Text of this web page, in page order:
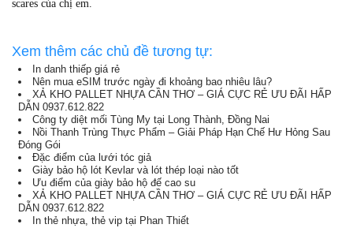
scares của chị em.
Xem thêm các chủ đề tương tự:
In danh thiếp giá rẻ
Nên mua eSIM trước ngày đi khoảng bao nhiêu lâu?
XẢ KHO PALLET NHỰA CẦN THƠ – GIÁ CỰC RẺ ƯU ĐÃI HẤP
DẪN 0937.612.822
Công ty diệt mối Tùng My tại Long Thành, Đồng Nai
Nồi Thanh Trùng Thực Phẩm – Giải Pháp Hạn Chế Hư Hỏng Sau
Đóng Gói
Đặc điểm của lưới tóc giả
Giày bảo hộ lót Kevlar và lót thép loại nào tốt
Ưu điểm của giày bảo hộ đế cao su
XẢ KHO PALLET NHỰA CẦN THƠ – GIÁ CỰC RẺ ƯU ĐÃI HẤP
DẪN 0937.612.822
In thẻ nhựa, thẻ vip tại Phan Thiết